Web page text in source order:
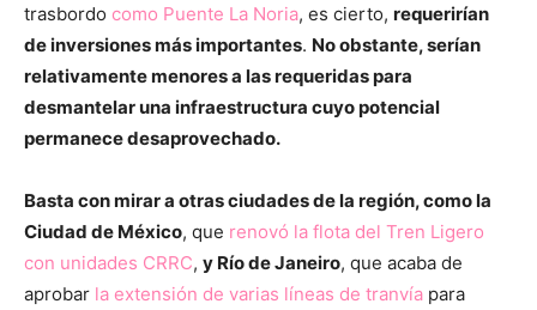
trasbordo como Puente La Noria, es cierto, requerirían
de inversiones más importantes. No obstante, serían
relativamente menores a las requeridas para
desmantelar una infraestructura cuyo potencial
permanece desaprovechado.
Basta con mirar a otras ciudades de la región, como la
Ciudad de México, que renovó la flota del Tren Ligero
con unidades CRRC, y Río de Janeiro, que acaba de
aprobar la extensión de varias líneas de tranvía para